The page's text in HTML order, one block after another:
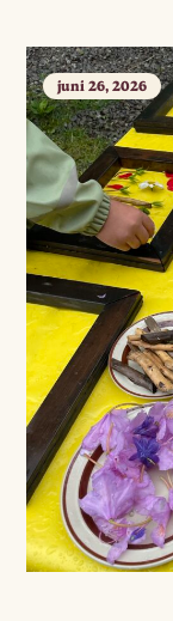
juni 26, 2026